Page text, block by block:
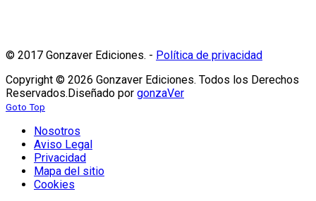
© 2017 Gonzaver Ediciones. - Política de privacidad
Copyright © 2026 Gonzaver Ediciones. Todos los Derechos
Reservados.Diseñado por gonzaVer
Goto Top
Nosotros
Aviso Legal
Privacidad
Mapa del sitio
Cookies